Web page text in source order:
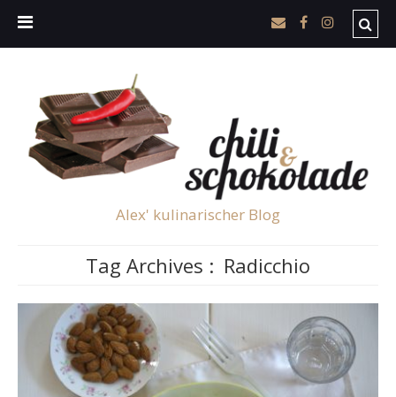
Alex' kulinarischer Blog
Tag Archives : Radicchio